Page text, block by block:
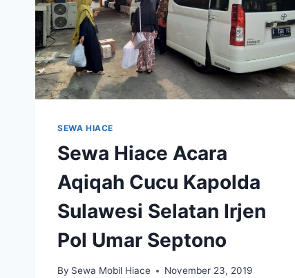
SEWA HIACE
Sewa Hiace Acara
Aqiqah Cucu Kapolda
Sulawesi Selatan Irjen
Pol Umar Septono
By Sewa Mobil Hiace November 23, 2019